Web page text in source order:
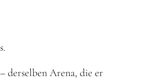
derselben Arena, die er